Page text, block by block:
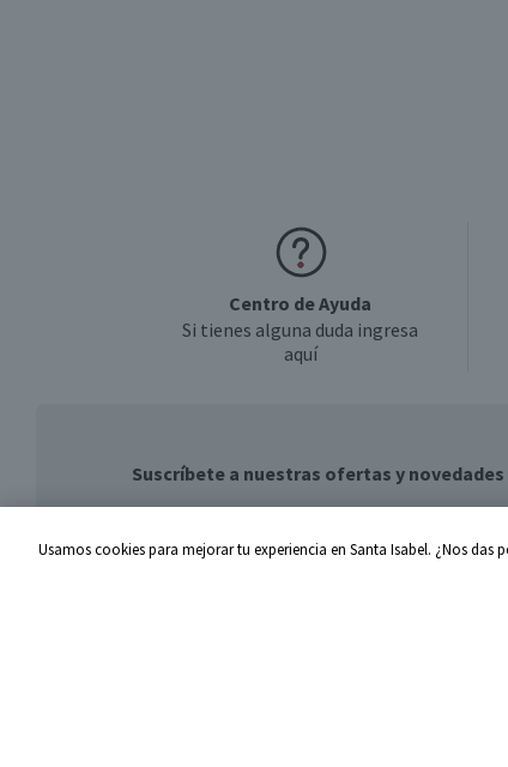
Centro de Ayuda
Si tienes alguna duda ingresa
aquí
Suscríbete a nuestras ofertas y novedades
Usamos cookies para mejorar tu experiencia en Santa Isabel. ¿Nos das